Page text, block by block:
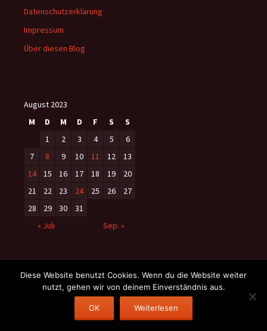
Datenschutzerklärung
Impressum
Über diesen Blog
August 2023
M
D M D F S
S
1
2 3 4 5
6
7
8 9 10 11 12
13
14
15 16 17 18 19
20
21
22 23 24 25 26
27
28
29 30
31
« Juli
Sep. »
Datenschutzerklärung Stolz präsentiert von WordPress
Diese Website benutzt Cookies. Wenn du die Website weiter
nutzt, gehen wir von deinem Einverständnis aus.
OK Weiterlesen